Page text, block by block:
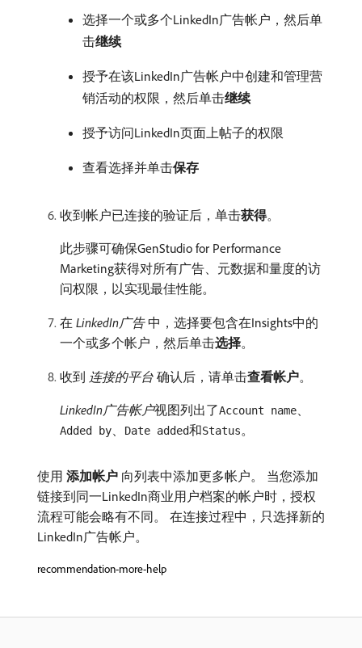
选择一个或多个LinkedIn广告帐户，然后单
击​继续
授予在该LinkedIn广告帐户中创建和管理营
销活动的权限，然后单击​继续
授予访问LinkedIn页面上帖子的权限
查看选择并单击​保存
收到帐户已连接的验证后，单击​获得。
此步骤可确保GenStudio for Performance
Marketing获得对所有广告、元数据和量度的访
问权限，以实现最佳性能。
在​ LinkedIn广告​中，选择要包含在Insights中的
一个或多个帐户，然后单击​选择。
收到​ 连接的平台 ​确认后，请单击​查看帐户。
LinkedIn广告帐户​视图列出了Account name、
Added by、 Date added和Status。
使用​ 添加帐户 ​向列表中添加更多帐户。 当您添加
链接到同一LinkedIn商业用户档案的帐户时，授权
流程可能会略有不同。 在连接过程中，只选择新的
LinkedIn广告帐户。
recommendation-more-help